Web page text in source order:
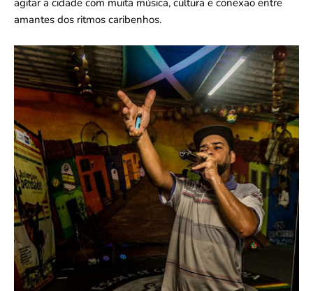
agitar a cidade com muita música, cultura e conexão entre
amantes dos ritmos caribenhos.